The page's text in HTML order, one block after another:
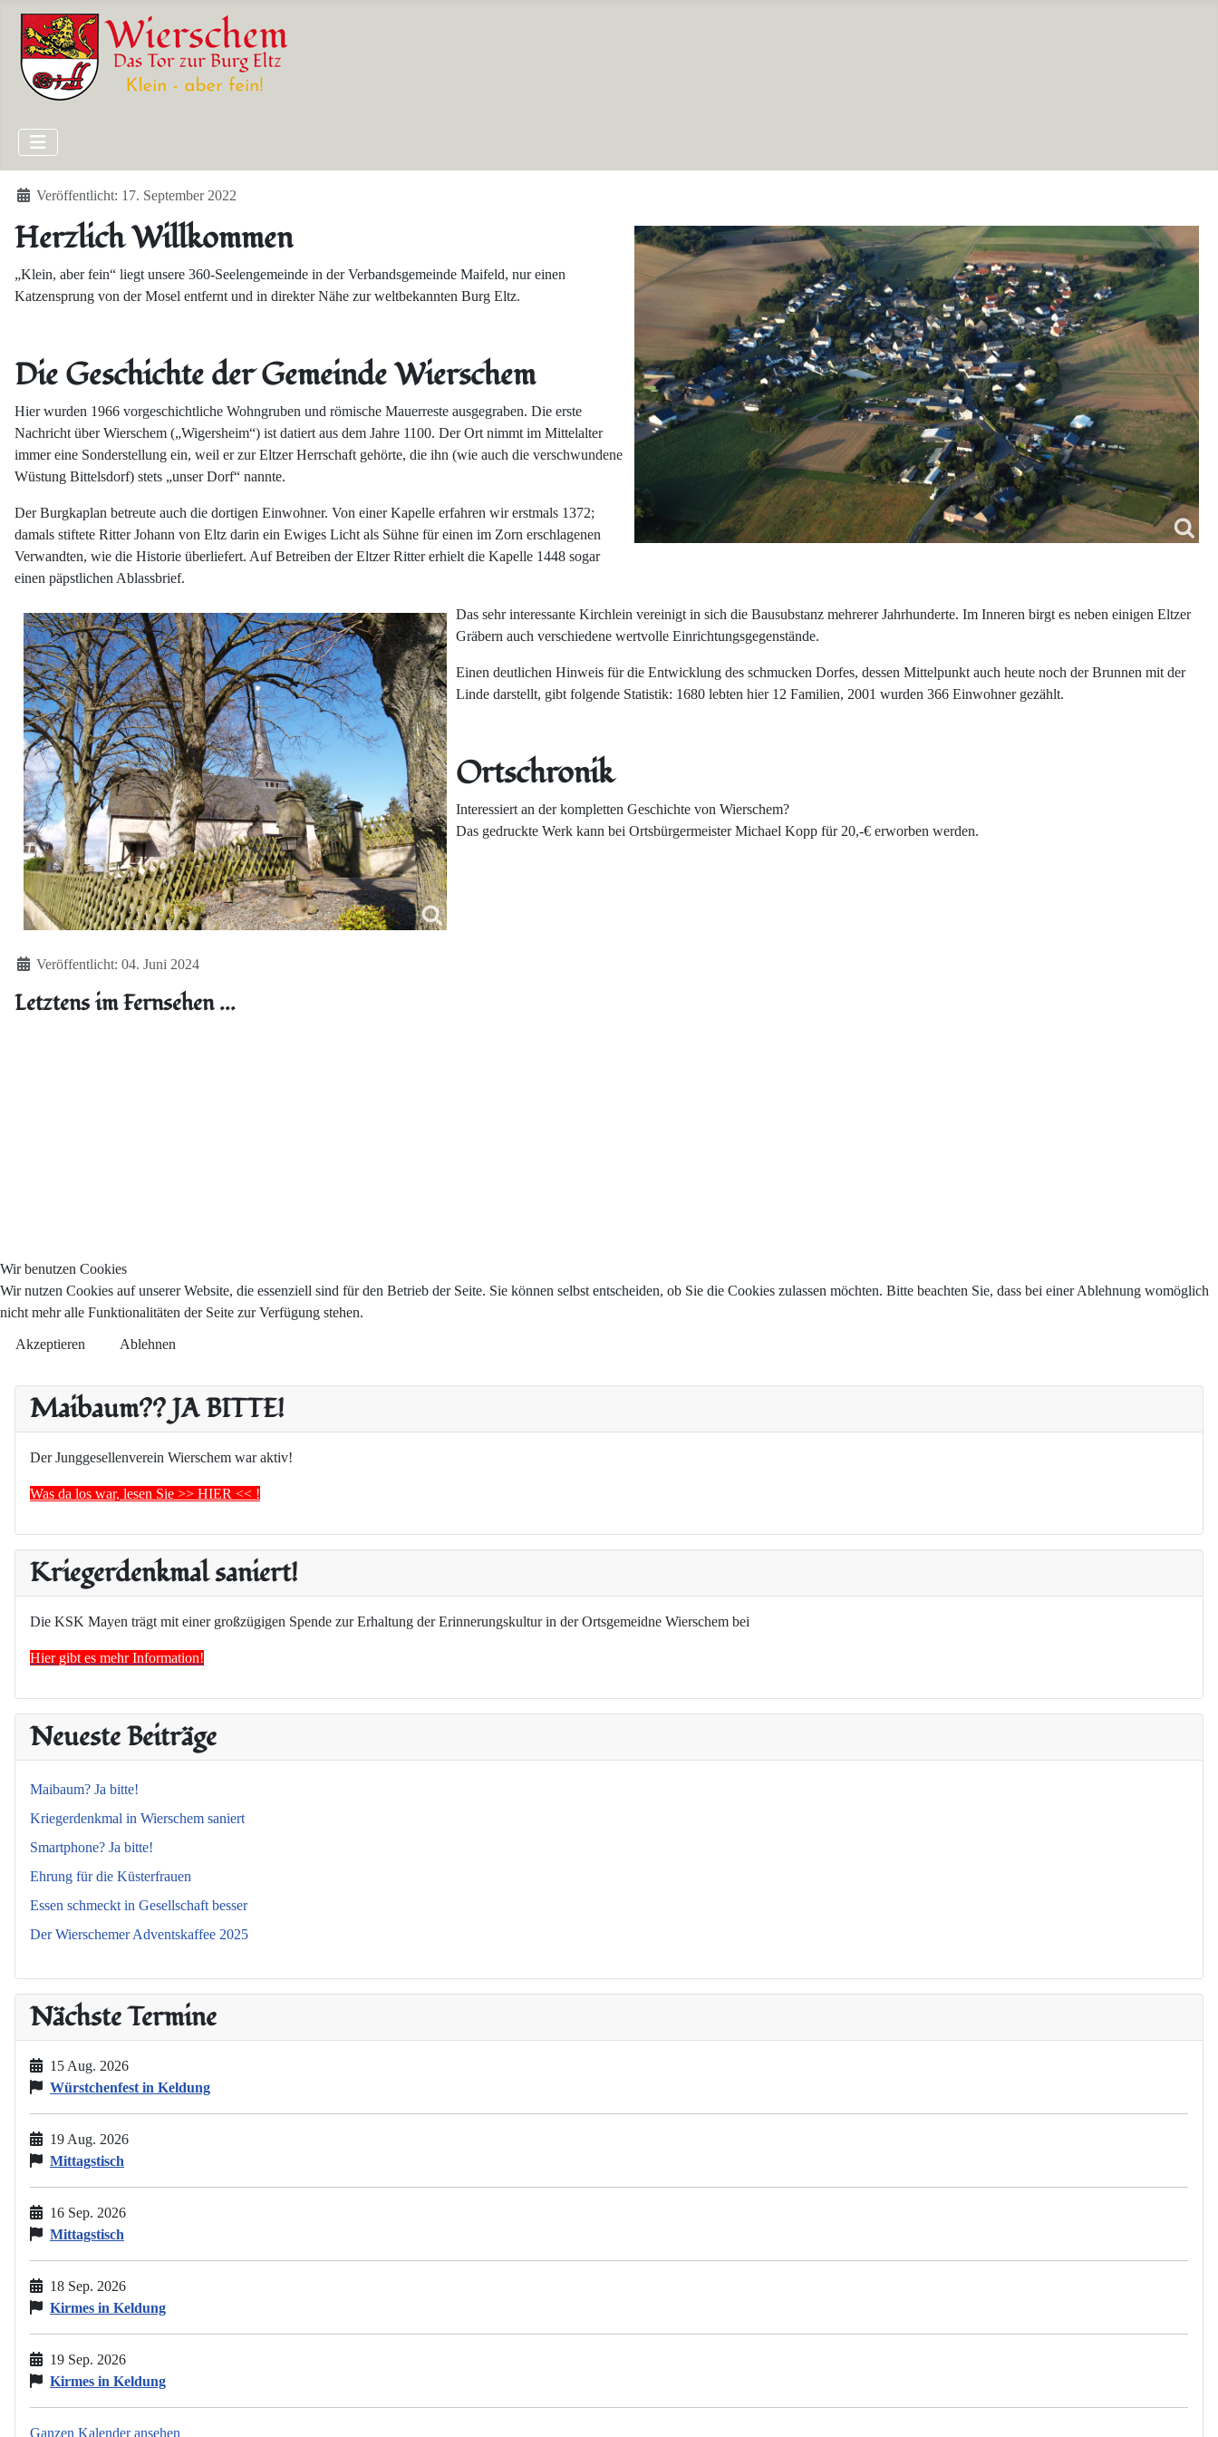
Maibaum?? JA BITTE!
Der Junggesellenverein Wierschem war aktiv!
Was da los war, lesen Sie >> HIER << !
Kriegerdenkmal saniert!
Die KSK Mayen trägt mit einer großzügigen Spende zur Erhaltung der Erinnerungskultur in der Ortsgemeidne Wierschem bei
Hier gibt es mehr Information!
Neueste Beiträge
Maibaum? Ja bitte!
Kriegerdenkmal in Wierschem saniert
Smartphone? Ja bitte!
Ehrung für die Küsterfrauen
Essen schmeckt in Gesellschaft besser
Der Wierschemer Adventskaffee 2025
Nächste Termine
15 Aug. 2026
Würstchenfest in Keldung
19 Aug. 2026
Mittagstisch
16 Sep. 2026
Mittagstisch
18 Sep. 2026
Kirmes in Keldung
19 Sep. 2026
Kirmes in Keldung
Ganzen Kalender ansehen
DetailsVeröffentlicht: 17. September 2022
Herzlich Willkommen
„Klein, aber fein“ liegt unsere 360-Seelengemeinde in der Verbandsgemeinde Maifeld, nur einen
Katzensprung von der Mosel entfernt und in direkter Nähe zur weltbekannten Burg Eltz.
Die Geschichte der Gemeinde Wierschem
Hier wurden 1966 vorgeschichtliche Wohngruben und römische Mauerreste ausgegraben. Die erste
Nachricht über Wierschem („Wigersheim“) ist datiert aus dem Jahre 1100. Der Ort nimmt im Mittelalter
immer eine Sonderstellung ein, weil er zur Eltzer Herrschaft gehörte, die ihn (wie auch die verschwundene
Wüstung Bittelsdorf) stets „unser Dorf“ nannte.
Der Burgkaplan betreute auch die dortigen Einwohner. Von einer Kapelle erfahren wir erstmals 1372;
damals stiftete Ritter Johann von Eltz darin ein Ewiges Licht als Sühne für einen im Zorn erschlagenen
Verwandten, wie die Historie überliefert. Auf Betreiben der Eltzer Ritter erhielt die Kapelle 1448 sogar
einen päpstlichen Ablassbrief.
Das sehr interessante Kirchlein vereinigt in sich die Bausubstanz mehrerer Jahrhunderte. Im Inneren birgt es neben einigen Eltzer
Gräbern auch verschiedene wertvolle Einrichtungsgegenstände.
Einen deutlichen Hinweis für die Entwicklung des schmucken Dorfes, dessen Mittelpunkt auch heute noch der Brunnen mit der
Linde darstellt, gibt folgende Statistik: 1680 lebten hier 12 Familien, 2001 wurden 366 Einwohner gezählt.
Ortschronik
Interessiert an der kompletten Geschichte von Wierschem?
Das gedruckte Werk kann bei Ortsbürgermeister Michael Kopp für 20,-€ erworben werden.
DetailsVeröffentlicht: 04. Juni 2024
Letztens im Fernsehen ...
Wir benutzen Cookies
Wir nutzen Cookies auf unserer Website, die essenziell sind für den Betrieb der Seite. Sie können selbst entscheiden, ob Sie die Cookies zulassen möchten. Bitte beachten Sie, dass bei einer Ablehnung womöglich
nicht mehr alle Funktionalitäten der Seite zur Verfügung stehen.
Akzeptieren Ablehnen